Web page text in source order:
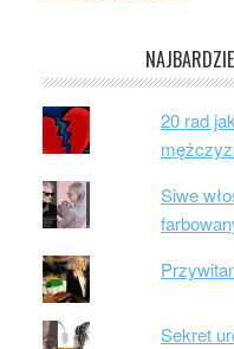
20 rad
Siwe
Sekret